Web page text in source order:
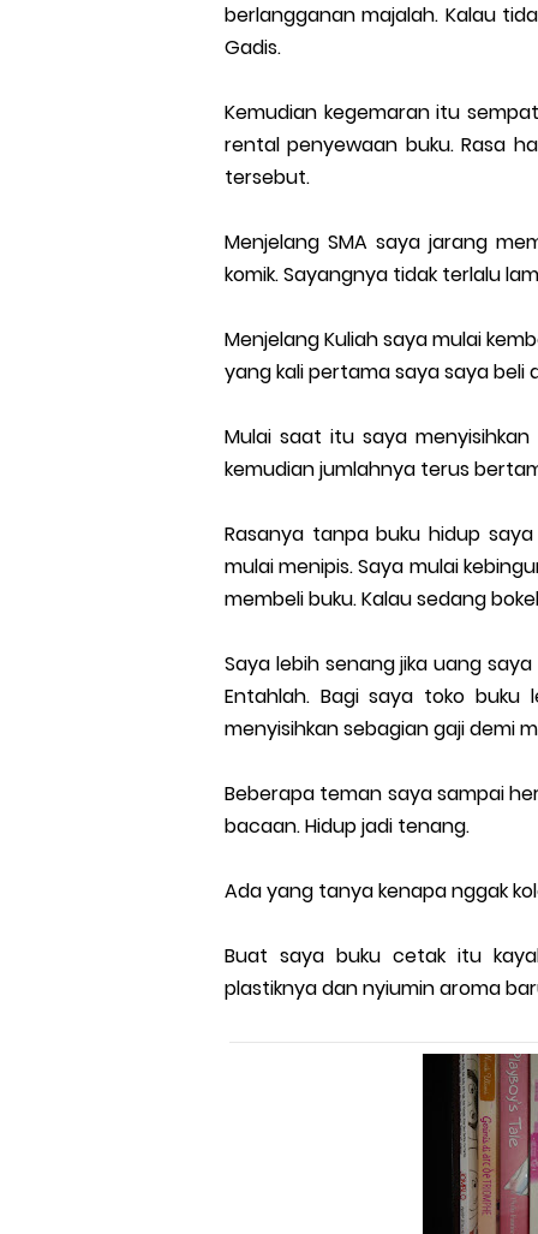
berlangganan majalah. Kalau
Gadis.
Kemudian kegemaran itu
rental penyewaan buku. Rasa
tersebut.
Menjelang SMA saya jarang
komik. Sayangnya tidak terlalu
Menjelang Kuliah saya mulai
yang kali pertama saya saya beli
Mulai saat itu saya
kemudian jumlahnya terus
Rasanya tanpa buku hidup
mulai menipis. Saya mulai
membeli buku. Kalau sedang
Saya lebih senang jika uang
Entahlah. Bagi saya toko buku
menyisihkan sebagian gaji demi
Beberapa teman saya sampai
bacaan. Hidup jadi tenang.
Ada yang tanya kenapa nggak
Buat saya buku cetak itu
plastiknya dan nyiumin aroma